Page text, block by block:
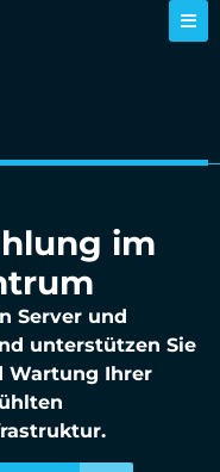
im
Server und
unterstützen Sie
Wartung Ihrer